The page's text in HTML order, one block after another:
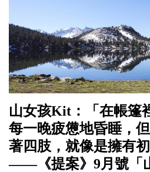
山女孩Kit：「在帳篷
每一晚疲憊地昏睡，
著四肢，就像是擁有初
——《提案》9月號「